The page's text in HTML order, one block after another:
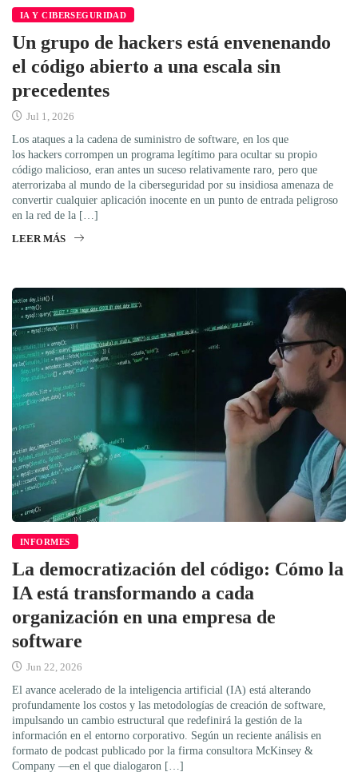
IA Y CIBERSEGURIDAD
Un grupo de hackers está envenenando
el código abierto a una escala sin
precedentes
Jul 1, 2026
Los ataques a la cadena de suministro de software, en los que
los hackers corrompen un programa legítimo para ocultar su propio
código malicioso, eran antes un suceso relativamente raro, pero que
aterrorizaba al mundo de la ciberseguridad por su insidiosa amenaza de
convertir cualquier aplicación inocente en un punto de entrada peligroso
en la red de la […]
LEER MÁS
INFORMES
La democratización del código: Cómo la
IA está transformando a cada
organización en una empresa de
software
Jun 22, 2026
El avance acelerado de la inteligencia artificial (IA) está alterando
profundamente los costos y las metodologías de creación de software,
impulsando un cambio estructural que redefinirá la gestión de la
información en el entorno corporativo. Según un reciente análisis en
formato de podcast publicado por la firma consultora McKinsey &
Company —en el que dialogaron […]